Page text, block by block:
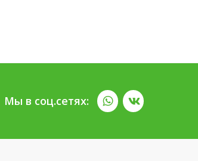
Мы в соц.сетях: